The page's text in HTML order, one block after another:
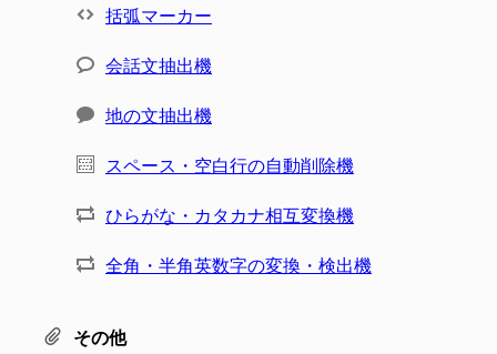
括弧マーカー
会話文抽出機
地の文抽出機
スペース・空白行の自動削除機
ひらがな・カタカナ相互変換機
全角・半角英数字の変換・検出機
その他